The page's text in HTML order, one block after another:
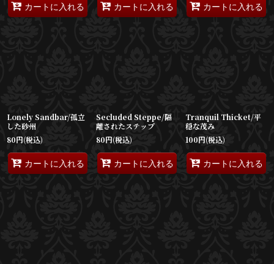
カートに入れる カートに入れる カートに入れる
Lonely Sandbar/孤立
した砂州
80円(税込)
カートに入れる
Secluded Steppe/隔
離されたステップ
80円(税込)
カートに入れる
Tranquil Thicket/平
穏な茂み
100円(税込)
カートに入れる